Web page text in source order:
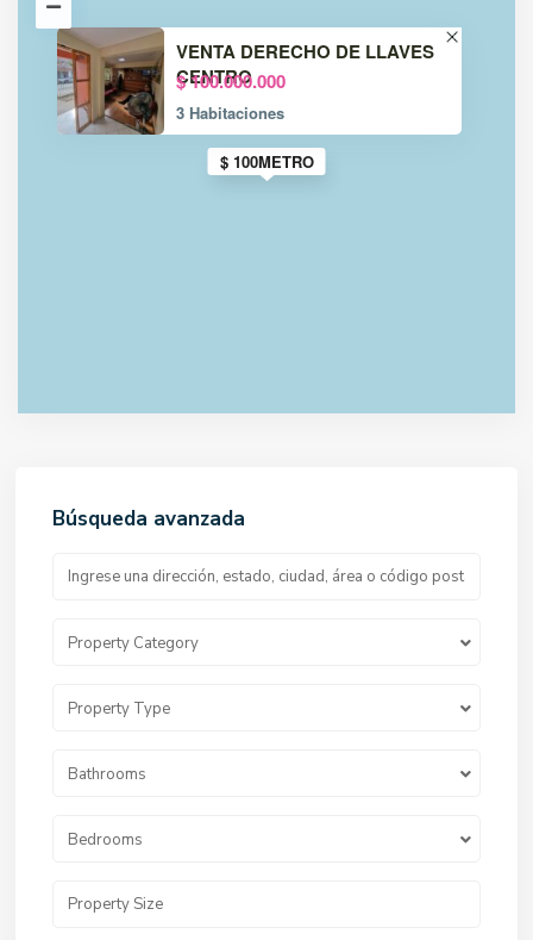
$ 100METRO
VENTA DERECHO DE LLAVES
CENTRO
$ 100.000.000
3 Habitaciones
Búsqueda avanzada
Property Category
Property Type
Bathrooms
Bedrooms